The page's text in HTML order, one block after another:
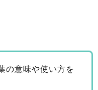
の意味や使い方を